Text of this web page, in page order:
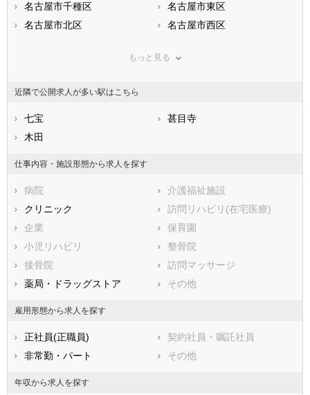
滋賀県
大阪府
兵庫県
和歌山県
山口県
福岡県
佐賀県
熊本県
鹿児島県
名古屋市千種区
名古屋市東区
名古屋市北区
名古屋市西区
名古屋市瑞穂区
名古屋市港区
名古屋市守山区
名古屋市緑区
名古屋市名東区
一宮市
瀬戸市
半田市
春日井市
豊川市
津島市
碧南市
刈谷市
豊田市
安城市
西尾市
蒲郡市
犬山市
稲沢市
新城市
東海市
大府市
知多市
もっと見る
近隣で公開求人が多い駅はこちら
七宝
甚目寺
木田
仕事内容・施設形態から求人を探す
病院
介護福祉施設
クリニック
訪問リハビリ(在宅医療)
企業
保育園
小児リハビリ
整骨院
接骨院
訪問マッサージ
薬局・ドラッグストア
その他
雇用形態から求人を探す
正社員(正職員)
契約社員・嘱託社員
非常勤・パート
その他
年収から求人を探す